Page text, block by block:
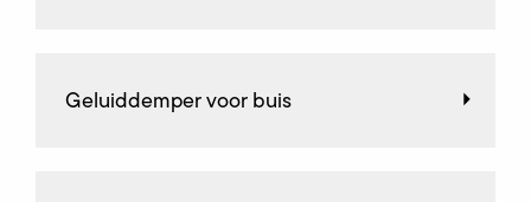
Geluiddemper voor buis